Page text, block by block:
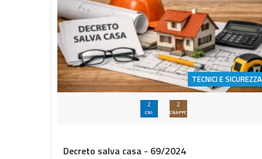
TECNICI E SICUREZZA
2
CNI
2
CNAPPC
Decreto salva casa - 69/2024